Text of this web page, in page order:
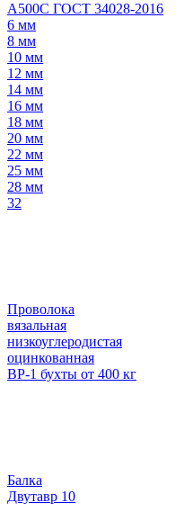
А500С ГОСТ 34028-2016
6 мм
8 мм
10 мм
12 мм
14 мм
16 мм
18 мм
20 мм
22 мм
25 мм
28 мм
32
Проволока
вязальная
низкоуглеродистая
оцинкованная
ВР-1 бухты от 400 кг
Балка
Двутавр 10